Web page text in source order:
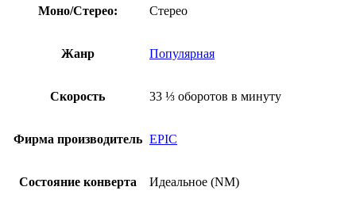
Моно/Стерео: Стерео
Жанр Популярная
Скорость 33 ⅓ оборотов в минуту
Фирма производитель EPIC
Состояние конверта Идеальное (NM)